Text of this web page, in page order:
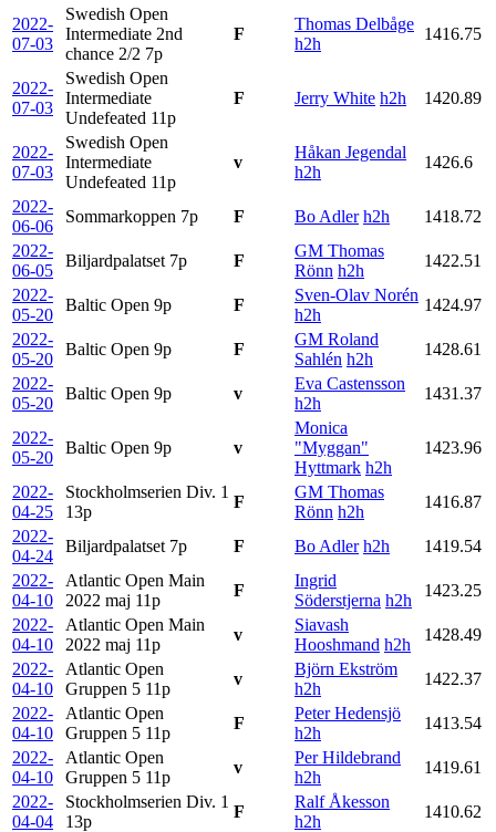
2022-
07-03
Swedish Open
Intermediate 2nd
chance 2/2 7p
F
Thomas Delbåge
h2h
1416.75
2022-
07-03
Swedish Open
Intermediate
Undefeated 11p
F Jerry White h2h 1420.89
2022-
07-03
Swedish Open
Intermediate
Undefeated 11p
v
Håkan Jegendal
h2h
1426.6
2022-
06-06
Sommarkoppen 7p F Bo Adler h2h
1418.72
2022-
06-05
Biljardpalatset 7p F
GM Thomas
Rönn h2h
1422.51
2022-
05-20
Baltic Open 9p F
Sven-Olav Norén
h2h
1424.97
2022-
05-20
Baltic Open 9p F
GM Roland
Sahlén h2h
1428.61
2022-
05-20
Baltic Open 9p v
Eva Castensson
h2h
1431.37
2022-
05-20
Baltic Open 9p v
Monica
"Myggan"
Hyttmark h2h
1423.96
2022-
04-25
Stockholmserien Div. 1
13p
F
GM Thomas
Rönn h2h
1416.87
2022-
04-24
Biljardpalatset 7p F Bo Adler h2h
1419.54
2022-
04-10
Atlantic Open Main
2022 maj 11p
F
Ingrid
Söderstjerna h2h
1423.25
2022-
04-10
Atlantic Open Main
2022 maj 11p
v
Siavash
Hooshmand h2h
1428.49
2022-
04-10
Atlantic Open
Gruppen 5 11p
v
Björn Ekström
h2h
1422.37
2022-
04-10
Atlantic Open
Gruppen 5 11p
F
Peter Hedensjö
h2h
1413.54
2022-
04-10
Atlantic Open
Gruppen 5 11p
v
Per Hildebrand
h2h
1419.61
2022-
04-04
Stockholmserien Div. 1
13p
F
Ralf Åkesson
h2h
1410.62